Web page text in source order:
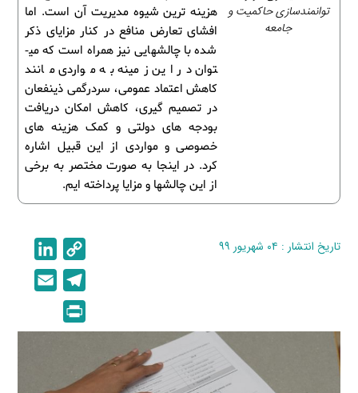
هزینه ­ترین شیوه مدیریت آن است. اما
افشای تعارض منافع در کنار مزایای ذکر
شده با چالش­هایی نیز همراه است که می­
توان در این زمینه به مواردی مانند
کاهش اعتماد عمومی، سردرگمی ذی­نفعان
در تصمیم ­گیری، کاهش امکان دریافت
بودجه ­های دولتی و کمک هزینه­ های
خصوصی و مواردی از این قبیل اشاره
کرد. در اینجا به صورت مختصر به برخی
از این چالش­ها و مزایا پرداخته ­­ایم.
توانمندسازی حاکمیت و
جامعه
تاریخ انتشار : ۰۴ شهریور ۹۹
o
p
y
L
n
i
n
e
e
l
r